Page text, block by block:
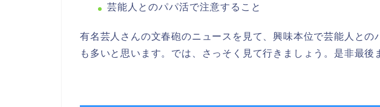
芸能人とのパパ活で注意すること
有名芸人さんの文春砲のニュースを見て、興味本位で芸能人との
も多いと思います。では、さっそく見て行きましょう。是非最後